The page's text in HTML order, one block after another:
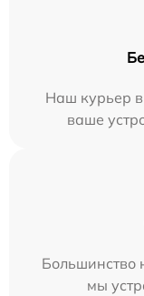
Наш курьер в
ваше
Большинство
мы